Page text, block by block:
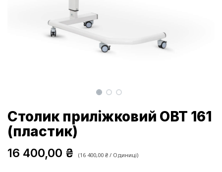
Столик приліжковий OBT 161
(пластик)
16 400,00 ₴ (16 400,00 ₴ / Одиниці)